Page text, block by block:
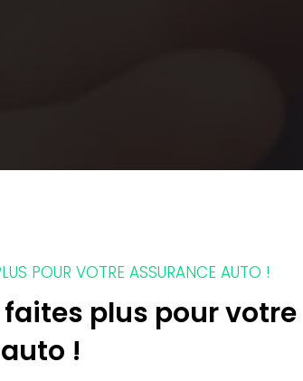
POUR VOTRE ASSURANCE AUTO !
faites plus pour votre
!